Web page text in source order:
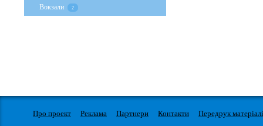
Вокзали 2
Про проект Реклама Партнери Контакти
Передрук